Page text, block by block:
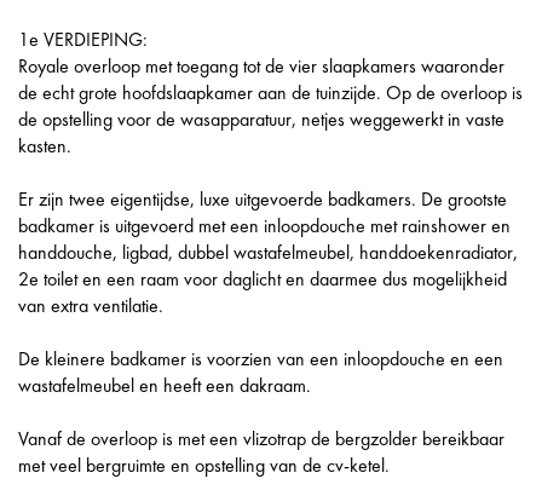
1e VERDIEPING:
Royale overloop met toegang tot de vier slaapkamers waaronder
de echt grote hoofdslaapkamer aan de tuinzijde. Op de overloop is
de opstelling voor de wasapparatuur, netjes weggewerkt in vaste
kasten.
Er zijn twee eigentijdse, luxe uitgevoerde badkamers. De grootste
badkamer is uitgevoerd met een inloopdouche met rainshower en
handdouche, ligbad, dubbel wastafelmeubel, handdoekenradiator,
2e toilet en een raam voor daglicht en daarmee dus mogelijkheid
van extra ventilatie.
De kleinere badkamer is voorzien van een inloopdouche en een
wastafelmeubel en heeft een dakraam.
Vanaf de overloop is met een vlizotrap de bergzolder bereikbaar
met veel bergruimte en opstelling van de cv-ketel.